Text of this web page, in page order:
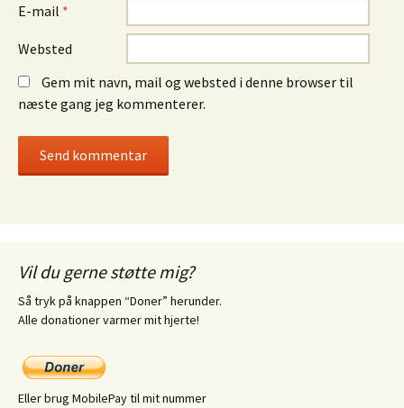
E-mail *
Websted
Gem mit navn, mail og websted i denne browser til
næste gang jeg kommenterer.
Vil du gerne støtte mig?
Så tryk på knappen “Doner” herunder.
Alle donationer varmer mit hjerte!
Eller brug MobilePay til mit nummer